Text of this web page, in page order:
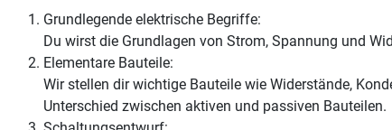
Grundlegende elektrische Begriffe:
Du wirst die Grundlagen von Strom, Spannung und
Elementare Bauteile:
Wir stellen dir wichtige Bauteile wie Widerstände,
Unterschied zwischen aktiven und passiven Bauteilen.